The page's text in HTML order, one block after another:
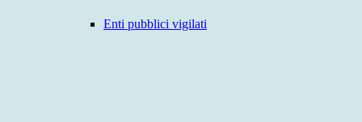
Enti pubblici vigilati